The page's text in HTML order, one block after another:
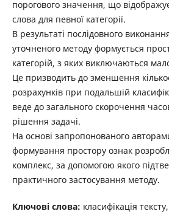
порогового значення, що
слова для певної категорії.
В результаті послідовного
уточненого методу формується
категорій, з яких виключаються
Це призводить до зменшення
розрахунків при подальшій
веде до загального скорочення
рішення задачі.
На основі запропонованого
формування простору ознак
комплекс, за допомогою якого
практичного застосування методу.
Ключові слова: класифікація